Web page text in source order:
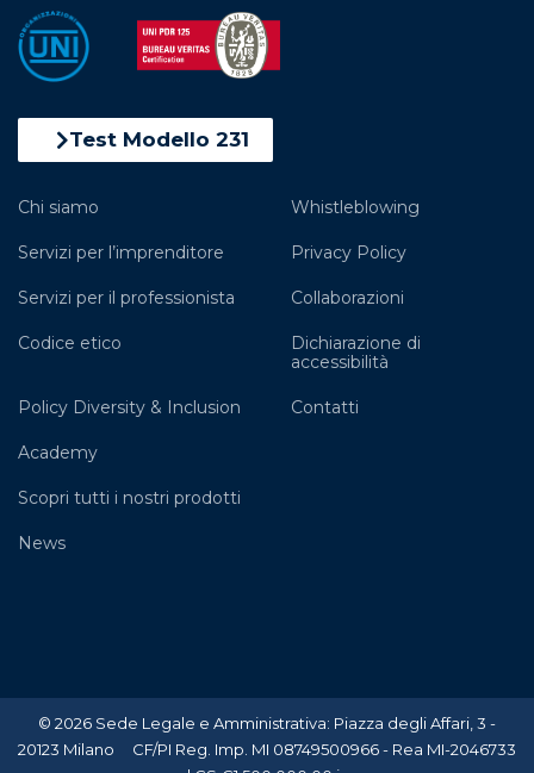
Test Modello 231
Chi siamo Whistleblowing
Servizi per l’imprenditore Privacy Policy
Servizi per il professionista Collaborazioni
Codice etico
Dichiarazione di
accessibilità
Policy Diversity & Inclusion Contatti
Academy
Scopri tutti i nostri prodotti
News
© 2026 Sede Legale e Amministrativa: Piazza degli Affari, 3 -
20123 Milano CF/PI Reg. Imp. MI 08749500966 - Rea MI-2046733